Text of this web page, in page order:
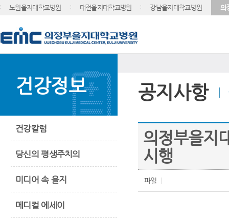
노원을지대학교병원 대전을지대학교병원 강남을지대학교병원 의
건강정보
건강칼럼
당신의 평생주치의
미디어 속 을지
메디컬 에세이
공지사항
의정부을지
시행
파일